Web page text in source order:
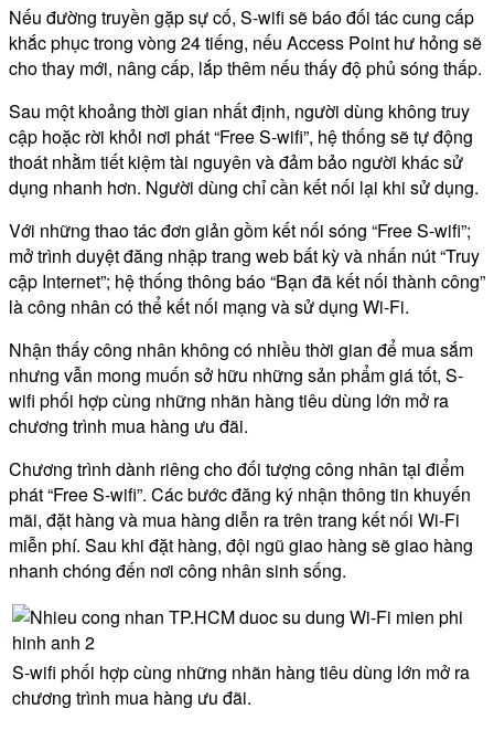
Nếu đường truyền gặp sự cố, S-wifi sẽ báo đối tác cung cấp
khắc phục trong vòng 24 tiếng, nếu Access Point hư hỏng sẽ
cho thay mới, nâng cấp, lắp thêm nếu thấy độ phủ sóng thấp.
Sau một khoảng thời gian nhất định, người dùng không truy
cập hoặc rời khỏi nơi phát “Free S-wifi”, hệ thống sẽ tự động
thoát nhằm tiết kiệm tài nguyên và đảm bảo người khác sử
dụng nhanh hơn. Người dùng chỉ cần kết nối lại khi sử dụng.
Với những thao tác đơn giản gồm kết nối sóng “Free S-wifi”;
mở trình duyệt đăng nhập trang web bất kỳ và nhấn nút “Truy
cập Internet”; hệ thống thông báo “Bạn đã kết nối thành công”
là công nhân có thể kết nối mạng và sử dụng Wi-Fi.
Nhận thấy công nhân không có nhiều thời gian để mua sắm
nhưng vẫn mong muốn sở hữu những sản phẩm giá tốt, S-
wifi phối hợp cùng những nhãn hàng tiêu dùng lớn mở ra
chương trình mua hàng ưu đãi.
Chương trình dành riêng cho đối tượng công nhân tại điểm
phát “Free S-wifi”. Các bước đăng ký nhận thông tin khuyến
mãi, đặt hàng và mua hàng diễn ra trên trang kết nối Wi-Fi
miễn phí. Sau khi đặt hàng, đội ngũ giao hàng sẽ giao hàng
nhanh chóng đến nơi công nhân sinh sống.
S-wifi phối hợp cùng những nhãn hàng tiêu dùng lớn mở ra
chương trình mua hàng ưu đãi.